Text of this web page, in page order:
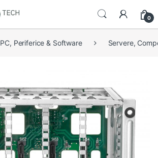
0
PC, Periferice & Software Servere,